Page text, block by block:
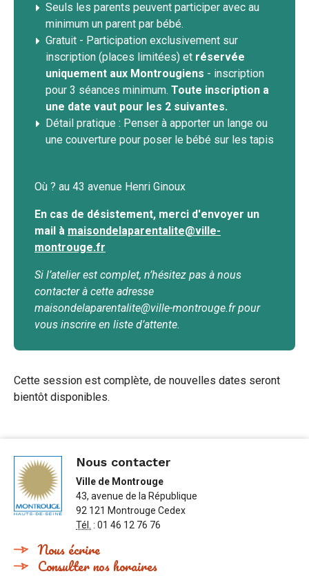
Seuls les parents peuvent participer avec au
minimum un parent par bébé.
Gratuit - Participation exclusivement sur
inscription (places limitées) et réservée
uniquement aux Montrougiens - inscription
pour 3 séances minimum. Toute inscription a
une date vaut pour les 2 suivantes.
Détail pratique : Penser à apporter un lange ou
une couverture pour poser le bébé sur les tapis
Où ? au 43 avenue Henri Ginoux
En cas de désistement, merci d'envoyer un
mail à maisondelaparentalite@ville-
montrouge.fr
Si l’atelier est complet, n’hésitez pas à nous
contacter à cette adresse
maisondelaparentalite@ville-montrouge.fr pour
vous inscrire en liste d’attente.
Cette session est complète, de nouvelles dates seront
bientôt disponibles.
Nous contacter
Ville de Montrouge
43, avenue de la République
92 121 Montrouge Cedex
Tél. : 01 46 12 76 76
Nous écrire
Consulter nos horaires